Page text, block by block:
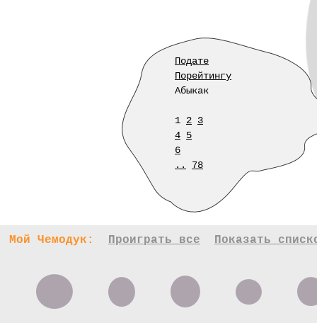
Подате
Порейтингу
Абыкак
1 2 3
4 5
6
..
78
Мой Чемодук: Проиграть все Показать